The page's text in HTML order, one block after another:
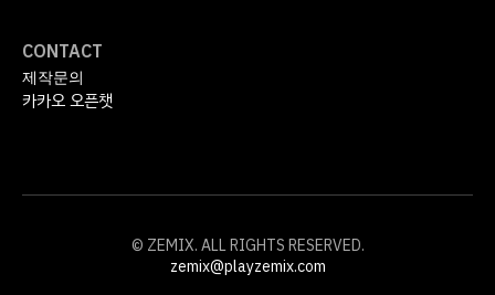
CONTACT
제작문의
카카오 오픈챗
© ZEMIX. ALL RIGHTS RESERVED.
zemix@playzemix.com